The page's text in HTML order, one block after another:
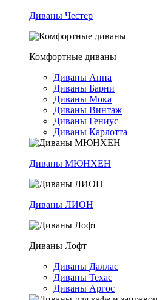
Диваны Честер
Комфортные диваны
Диваны Анна
Диваны Барни
Диваны Мока
Диваны Винтаж
Диваны Гениус
Диваны Карлотта
Диваны МЮНХЕН
Диваны ЛИОН
Диваны Лофт
Диваны Даллас
Диваны Техас
Диваны Аргос